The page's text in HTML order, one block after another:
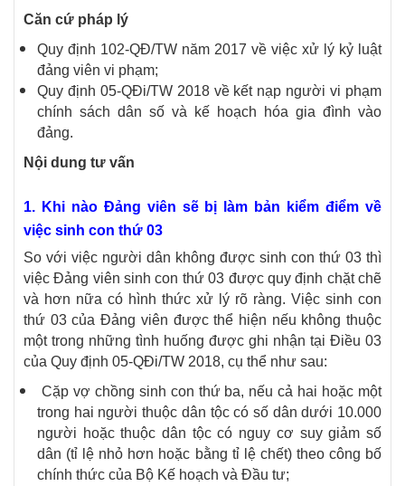
Căn cứ pháp lý
Quy định 102-QĐ/TW năm 2017 về việc xử lý kỷ luật
đảng viên vi phạm;
Quy định 05-QĐi/TW 2018 về kết nạp người vi phạm
chính sách dân số và kế hoạch hóa gia đình vào
đảng.
Nội dung tư vấn
1. Khi nào Đảng viên sẽ bị làm bản kiểm điểm về
việc sinh con thứ 03
So với việc người dân không được sinh con thứ 03 thì
việc Đảng viên sinh con thứ 03 được quy định chặt chẽ
và hơn nữa có hình thức xử lý rõ ràng. Việc sinh con
thứ 03 của Đảng viên được thể hiện nếu không thuộc
một trong những tình huống được ghi nhận tại Điều 03
của Quy định 05-QĐi/TW 2018, cụ thể như sau:
Cặp vợ chồng sinh con thứ ba, nếu cả hai hoặc một
trong hai người thuộc dân tộc có số dân dưới 10.000
người hoặc thuộc dân tộc có nguy cơ suy giảm số
dân (tỉ lệ nhỏ hơn hoặc bằng tỉ lệ chết) theo công bố
chính thức của Bộ Kế hoạch và Đầu tư;